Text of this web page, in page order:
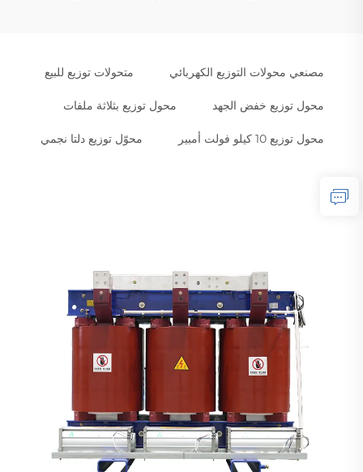
مصنعي محولات التوزيع الكهربائي متحولات توزيع للبيع
محول توزيع خفض الجهد محول توزيع بثلاثة ملفات
محول توزيع 10 كيلو فولت أمبير محوّل توزيع دلتا نجمي